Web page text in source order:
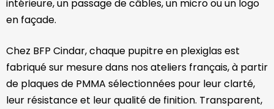
intérieure, un passage de câbles, un micro ou un logo
en façade.
Chez BFP Cindar, chaque pupitre en plexiglas est
fabriqué sur mesure dans nos ateliers français, à partir
de plaques de PMMA sélectionnées pour leur clarté,
leur résistance et leur qualité de finition. Transparent,